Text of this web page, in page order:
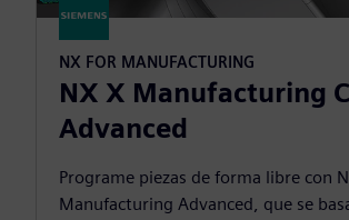
NX FOR MANUFACTURING
NX X Manufacturing
Advanced
Programe piezas de forma libre con
Manufacturing Advanced, que se